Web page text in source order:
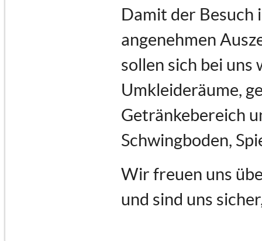
Damit der Besuch
angenehmen
sollen sich bei
Umkleideräume,
Getränkebereich
Schwingboden,
Wir freuen uns
und sind uns